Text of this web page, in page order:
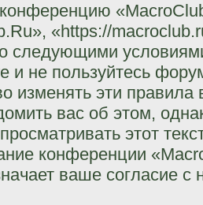
«https://
следующими
и не пользуйтесь
изменять эти
вас об этом,
этот
конференции
ваше согласие с